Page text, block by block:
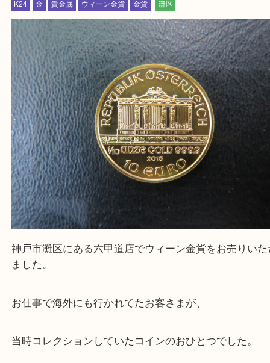
公開日:2021/03/02 最終更新日:2025/07/14
ウィーン金貨 オーストリア造幣局 （ ウィーン金貨 オーストリア造幣局
貨 1/10OZ 金 24金 ）
K24
金 貴金属 ウィーン金貨 金貨 灘区
ました。